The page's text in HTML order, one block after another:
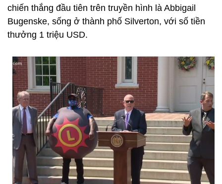
chiến thắng đầu tiên trên truyền hình là Abbigail
Bugenske, sống ở thành phố Silverton, với số tiền
thưởng 1 triệu USD.